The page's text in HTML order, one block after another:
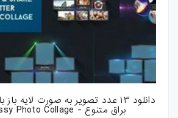
دانلود ۱۳ عدد تصویر به صورت لایه
براق متنوع - CM 13 Glossy Photo Collage